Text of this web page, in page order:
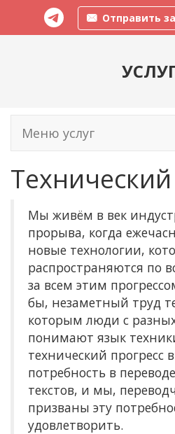
Отправить
Меню услуг
Мы живём в век
прорыва, когда
новые технологии,
распространяются по
за всем этим
бы, незаметный труд
которым люди с
понимают язык
технический прогресс
потребность в
текстов, и мы,
призваны эту
удовлетворить.